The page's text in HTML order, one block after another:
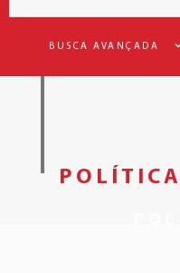
BUSCA AVANÇADA
POLÍTICA